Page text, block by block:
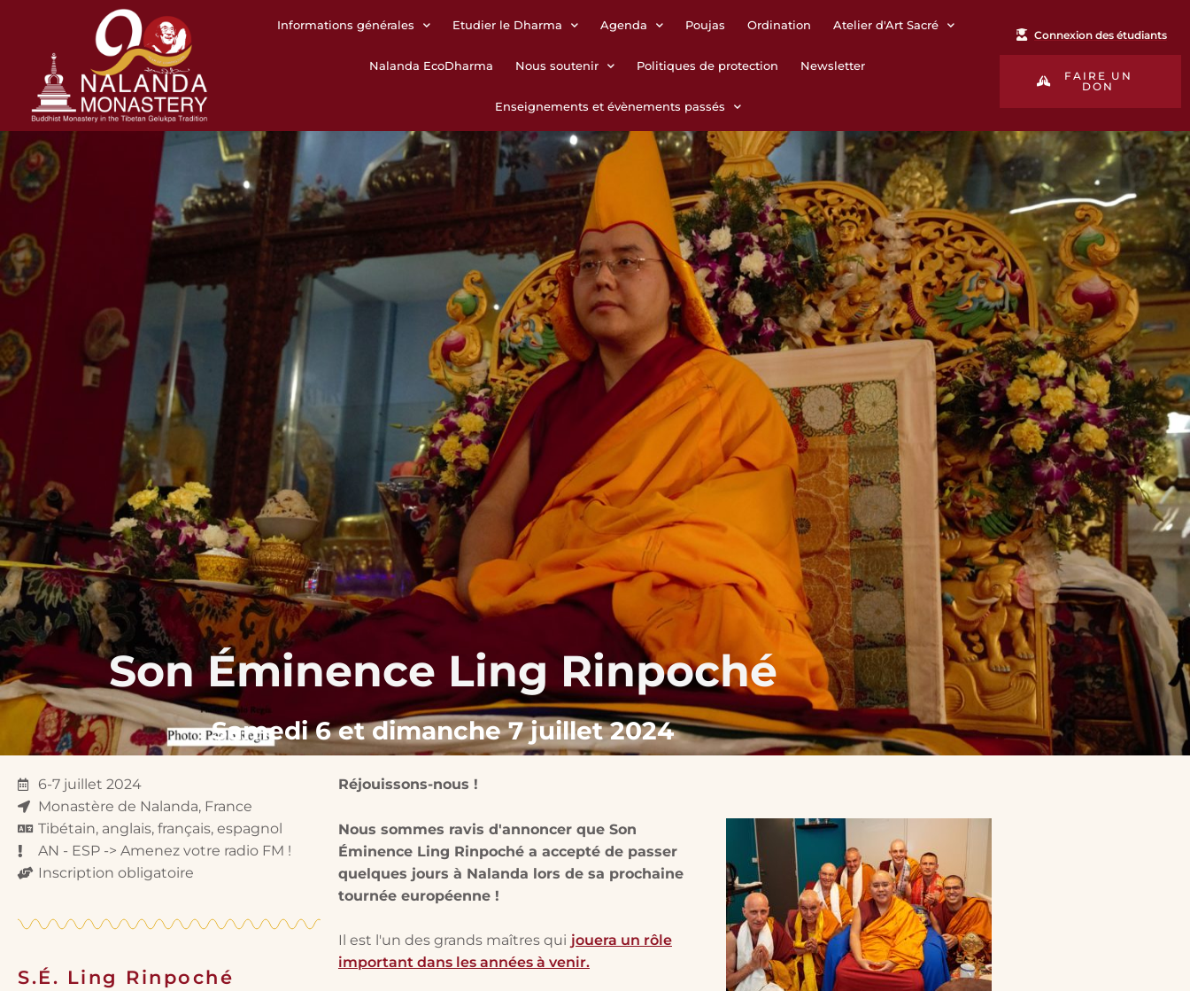
Informations générales Etudier le Dharma Agenda Poujas Ordination Atelier d'Art Sacré
Nalanda EcoDharma Nous soutenir Politiques de protection Newsletter
Enseignements et évènements passés
Connexion des étudiants
FAIRE UN
DON
Son Éminence Ling Rinpoché
Samedi 6 et dimanche 7 juillet 2024
6-7 juillet 2024
Monastère de Nalanda, France
Tibétain, anglais, français, espagnol
AN - ESP -> Amenez votre radio FM !
Inscription obligatoire
S.É. Ling Rinpoché
Réjouissons-nous !
Nous sommes ravis d'annoncer que Son
Éminence Ling Rinpoché a accepté de passer
quelques jours à Nalanda lors de sa prochaine
tournée européenne !
Il est l'un des grands maîtres qui jouera un rôle
important dans les années à venir.